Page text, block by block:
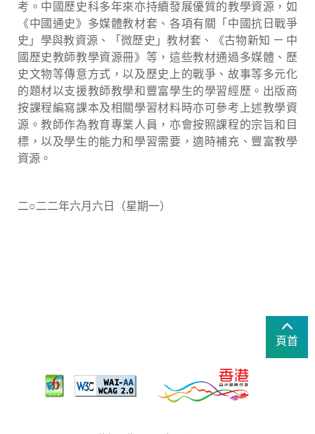
考。中國歷史科多年來亦持續發展優質的教學資源，如
《中國通史》多媒體教材套、各項有關「中國抗日戰爭
史」學與教資源、「微歷史」教材套、《古物新知 — 中
國歷史教師教學資源冊》等，這些教材通過多媒體、歷
史文物等傳意方式，以及歷史上的戰爭、故事等多元化
的題材以支援教師教學和豐富學生的學習經歷。出版商
按課程編寫課本及相關學習材料時亦可參考上述教學資
源。教師作為教育專業人員，亦會按照課程的宗旨和目
標，以及學生的能力和學習需要，適時補充、豐富教學
資源。
二○二二年六月六日（星期一）
頁首